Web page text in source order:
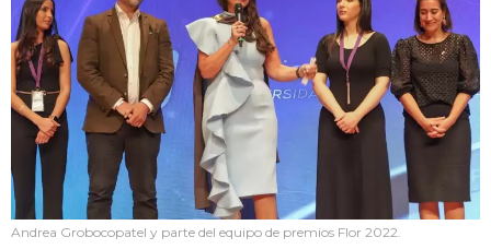
Andrea Grobocopatel y parte del equipo de premios Flor 2022.